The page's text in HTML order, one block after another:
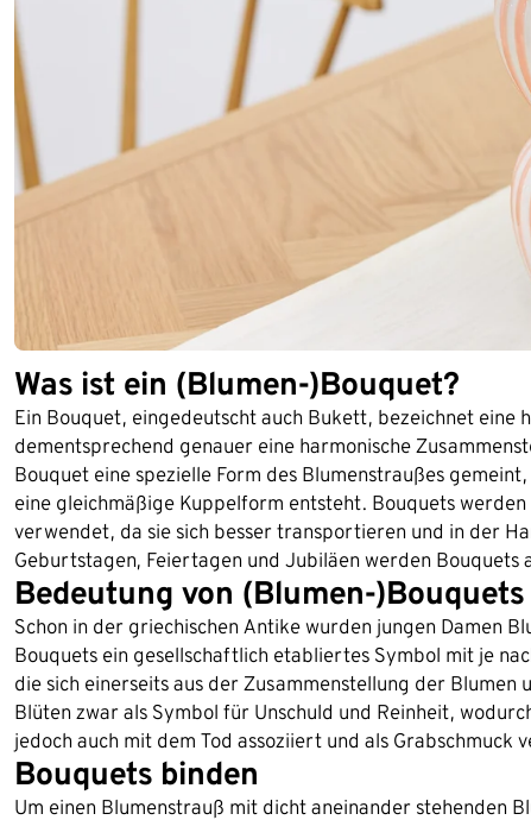
Was ist ein (Blumen-)Bouquet?
Ein Bouquet, eingedeutscht auch Bukett, bezeichnet eine
dementsprechend genauer eine harmonische
Bouquet eine spezielle Form des Blumenstraußes
eine gleichmäßige Kuppelform entsteht. Bouquets
verwendet, da sie sich besser transportieren und in der
Geburtstagen, Feiertagen und Jubiläen werden Bouquets
Bedeutung von (Blumen-)Bouquets
Schon in der griechischen Antike wurden jungen Damen
Bouquets ein gesellschaftlich etabliertes Symbol mit je
die sich einerseits aus der Zusammenstellung der
Blüten zwar als Symbol für Unschuld und Reinheit,
jedoch auch mit dem Tod assoziiert und als Grabschmuck
Bouquets binden
Um einen Blumenstrauß mit dicht aneinander stehenden